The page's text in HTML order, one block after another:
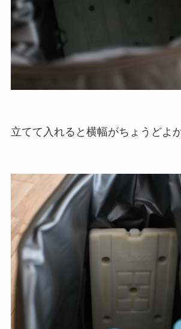
立てて入れると横幅がちょうどよ